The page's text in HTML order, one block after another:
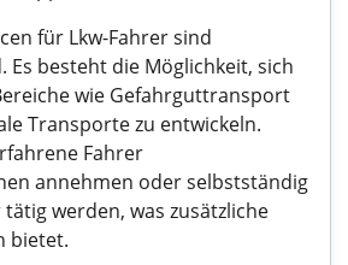
für Lkw-Fahrer sind
Es besteht die Möglichkeit, sich
wie Gefahrguttransport
Transporte zu entwickeln.
Fahrer
annehmen oder selbstständig
werden, was zusätzliche
bietet.